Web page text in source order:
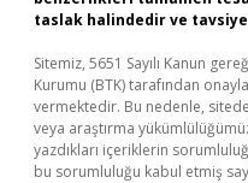
taslak halindedir ve
Sitemiz, 5651 Sayılı Kanun
Kurumu (BTK) tarafından
vermektedir. Bu nedenle,
veya araştırma
yazdıkları içeriklerin
bu sorumluluğu kabul etmiş